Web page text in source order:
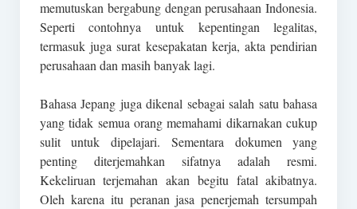
memutuskan bergabung dengan perusahaan Indonesia.
Seperti contohnya untuk kepentingan legalitas,
termasuk juga surat kesepakatan kerja, akta pendirian
perusahaan dan masih banyak lagi.
Bahasa Jepang juga dikenal sebagai salah satu bahasa
yang tidak semua orang memahami dikarnakan cukup
sulit untuk dipelajari. Sementara dokumen yang
penting diterjemahkan sifatnya adalah resmi.
Kekeliruan terjemahan akan begitu fatal akibatnya.
Oleh karena itu peranan jasa penerjemah tersumpah